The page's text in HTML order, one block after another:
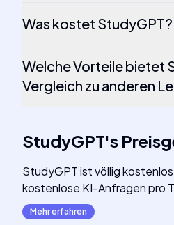
Was kostet StudyGPT?
Welche Vorteile bietet
Vergleich zu anderen
StudyGPT's
StudyGPT ist völlig
kostenlose KI-Anfragen pro
Mehr erfahren